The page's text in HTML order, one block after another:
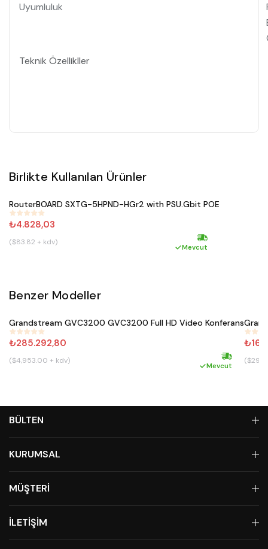
Teknik Özellikller
Uyumluluk
Birlikte Kullanılan Ürünler
#493
Satın Al
RouterBOARD SXTG-5HPND-HGr2 with PSU.Gbit POE
₺4.828,03
($83.82 + kdv) Hızlı kargo
Mevcut
Benzer Modeller
#588
Grandstream GVC3200 GVC3200 Full HD Video Konferans
₺285.292,80
($4,953.00 + kdv) Hızlı kargo
Mevcut
#586
BÜLTEN
KURUMSAL
MÜŞTERİ
İLETİŞİM